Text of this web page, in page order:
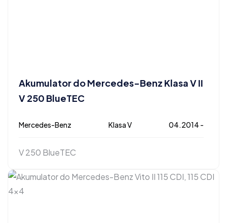
Akumulator do Mercedes-Benz Klasa V II
V 250 BlueTEC
Mercedes-Benz Klasa V 04.2014 -
V 250 BlueTEC